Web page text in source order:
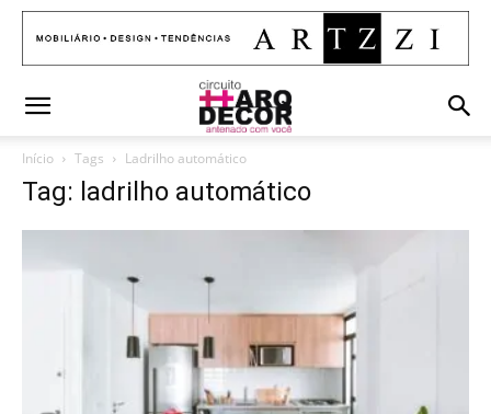
Início Tags Ladrilho automático
Tag: ladrilho automático